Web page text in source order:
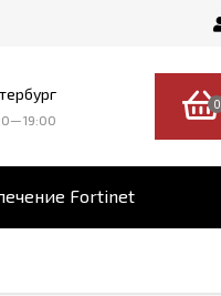
0
Fortinet